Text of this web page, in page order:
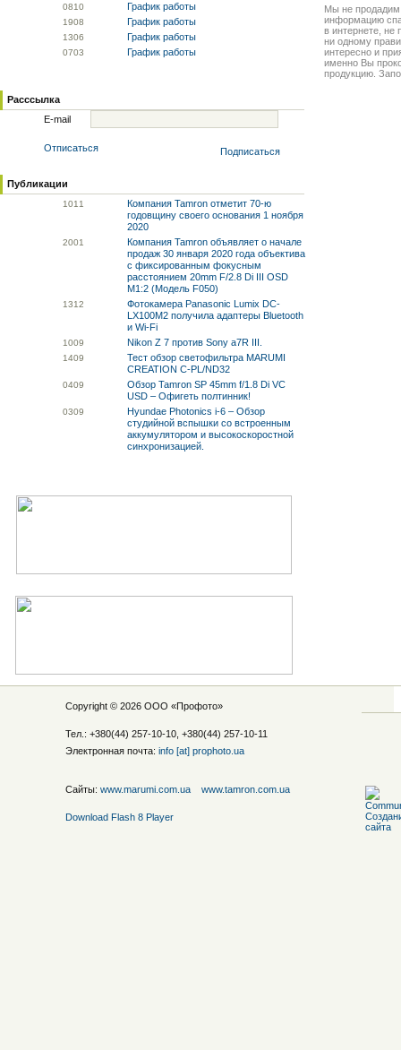
0810 График работы
1908 График работы
1306 График работы
0703 График работы
Расссылка
E-mail
Отписаться Подписаться
Публикации
1011
Компания Tamron отметит 70-ю
годовщину своего основания 1 ноября
2020
2001
Компания Tamron объявляет о начале
продаж 30 января 2020 года объектива
с фиксированным фокусным
расстоянием 20mm F/2.8 Di III OSD
M1:2 (Модель F050)
1312
Фотокамера Panasonic Lumix DC-
LX100M2 получила адаптеры Bluetooth
и Wi-Fi
1009 Nikon Z 7 против Sony a7R III.
1409
Тест обзор светофильтра MARUMI
CREATION C-PL/ND32
0409
Обзор Tamron SP 45mm f/1.8 Di VC
USD – Офигеть полтинник!
0309
Hyundae Photonics i-6 – Обзор
студийной вспышки со встроенным
аккумулятором и высокоскоростной
синхронизацией.
Мы не
информацию
в интернете, не
ни одному
интересно и
именно Вы
продукцию.
Copyright © 2026 ООО «Профото»
Тел.: +380(44) 257-10-10, +380(44) 257-10-11
Электронная почта: info [at] prophoto.ua
Сайты: www.marumi.com.ua www.tamron.com.ua
Download Flash 8 Player